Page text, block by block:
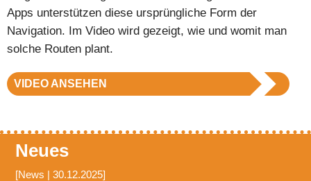
Apps unterstützen diese ursprüngliche Form der
Navigation. Im Video wird gezeigt, wie und womit man
solche Routen plant.
VIDEO ANSEHEN
Neues
[News | 30.12.2025]